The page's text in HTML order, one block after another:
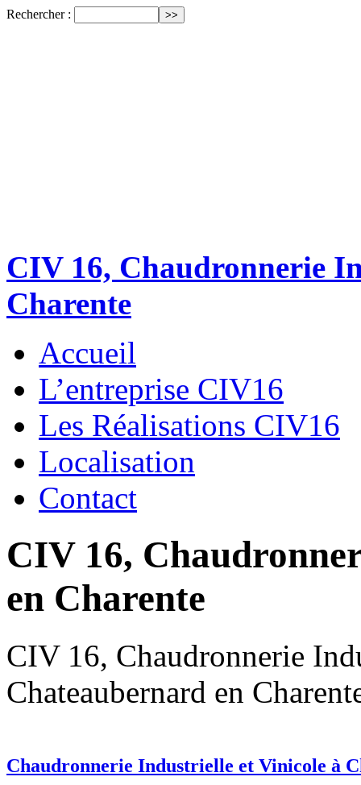
Rechercher :
CIV 16, Chaudronnerie
Charente
Accueil
L’entreprise CIV16
Les Réalisations CIV16
Localisation
Contact
CIV 16,
en Charente
CIV 16, Chaudronnerie
Chateaubernard en
Chaudronnerie Industrielle et Vinicole à